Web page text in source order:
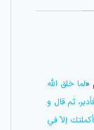
«لما خلق اللّه
ثم قال و
إلاّ في